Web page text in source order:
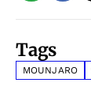
Tags
MOUNJARO